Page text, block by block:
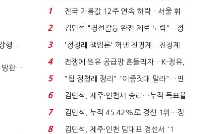
(단독)법원엔 "가치 0원"이라더니…소송 중 '500원 유증' 강행한 라인게임즈
(단독)한공회, 'CB 뻥튀기' 논란 평가모형 한계 인정…당국 방관 속 장부 왜곡 수두룩
1
전국 기름값 12주 연속 하락…서울 휘
발윳값 1909원...
2
김민석 "경선갈등 완전 제로 노력"…정
청래 "반명 공세 사...
3
'정청래 책임론' 꺼낸 친명계…친청계
는 추가투표 때리기...
4
전쟁에 원유 공급망 흔들리자…K-정유,
에너지안보 핵심...
5
"팀 정청래 정리" "이중잣대 말라"…민
주 최고위원 계파 다...
6
김민석, 제주·인천서 승리…누적 득표율
'1위 탈환'(종합)...
7
김민석, 누적 45.42%로 경선 1위…정
청래와 격차 0.86%p(...
8
김민석, 제주·인천 당대표 경선서 '1